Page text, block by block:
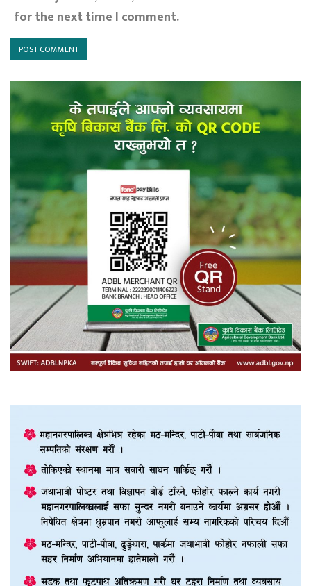
for the next time I comment.